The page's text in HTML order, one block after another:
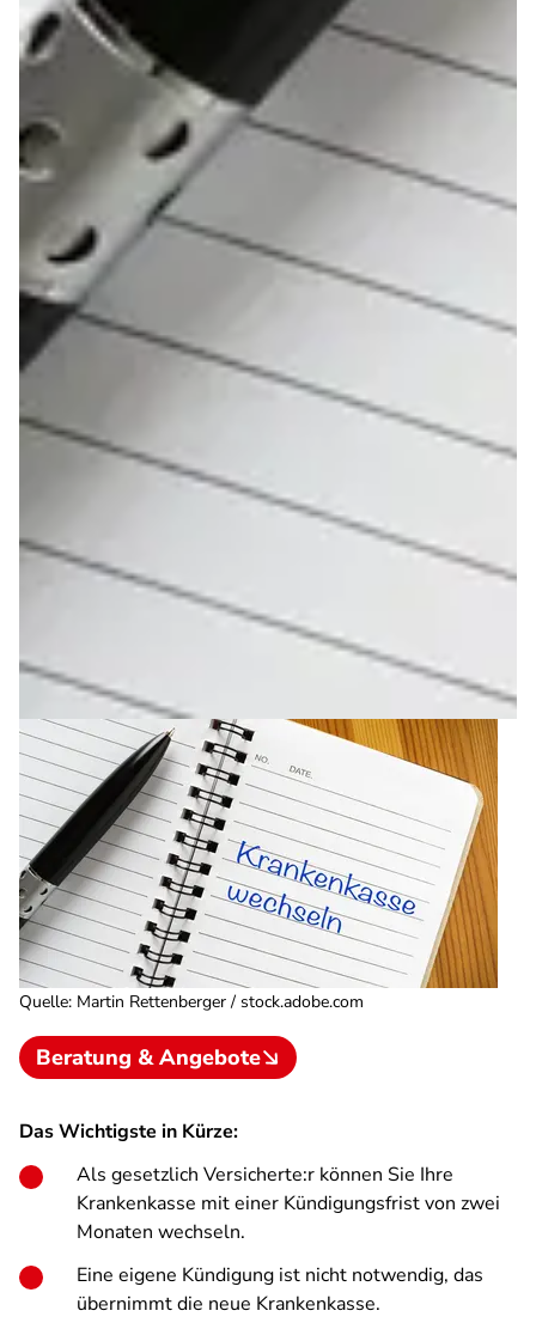
Quelle: Martin Rettenberger / stock.adobe.com
Beratung & Angebote
Das Wichtigste in Kürze:
Als gesetzlich Versicherte:r können Sie Ihre
Krankenkasse mit einer Kündigungsfrist von zwei
Monaten wechseln.
Eine eigene Kündigung ist nicht notwendig, das
übernimmt die neue Krankenkasse.